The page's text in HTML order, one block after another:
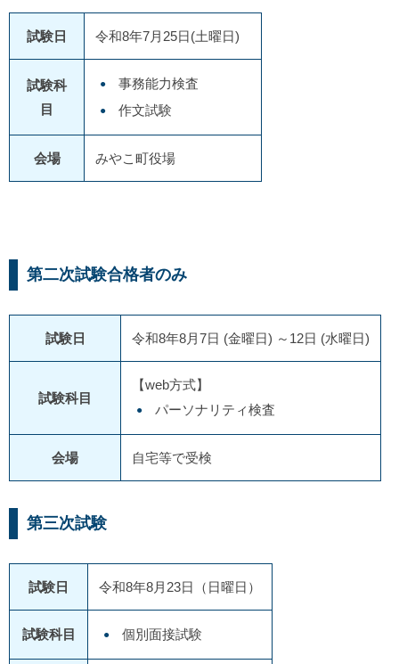
試験日 令和8年7月25日(土曜日)
試験科
目
事務能力検査
作文試験
会場 みやこ町役場
第二次試験合格者のみ
試験日 令和8年8月7日 (金曜日) ～12日 (水曜日)
試験科目
【web方式】
パーソナリティ検査
会場 自宅等で受検
第三次試験
試験日 令和8年8月23日（日曜日）
試験科目 個別面接試験